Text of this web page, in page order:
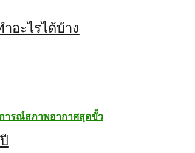
อะไรได้บ้าง
ารณ์สภาพอากาศสุดขั้ว